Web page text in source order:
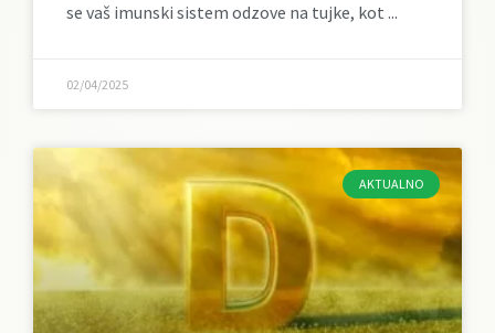
se vaš imunski sistem odzove na tujke, kot
02/04/2025
AKTUALNO